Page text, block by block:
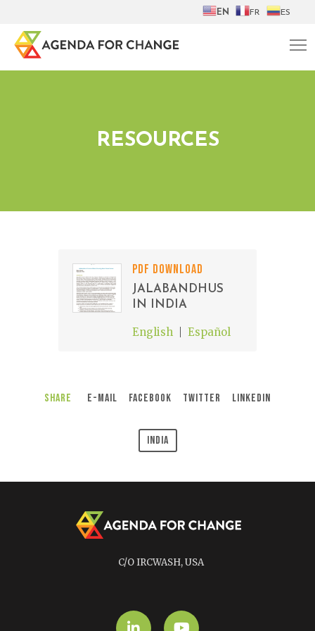
EN FR ES
RESOURCES
PDF DOWNLOAD
JALABANDHUS
IN INDIA
English Español
Share E-Mail Facebook Twitter LinkedIn
India
C/O IRCWASH, USA